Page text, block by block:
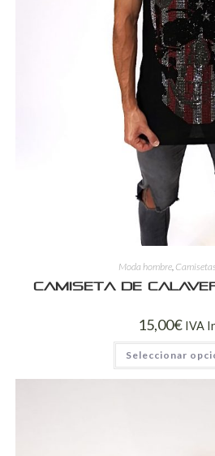
Moda hombre
Camiseta de
15,00€ IVA
Seleccionar